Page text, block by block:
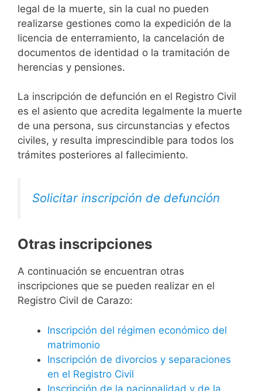
legal de la muerte, sin la cual no pueden
realizarse gestiones como la expedición de la
licencia de enterramiento, la cancelación de
documentos de identidad o la tramitación de
herencias y pensiones.
La inscripción de defunción en el Registro Civil
es el asiento que acredita legalmente la muerte
de una persona, sus circunstancias y efectos
civiles, y resulta imprescindible para todos los
trámites posteriores al fallecimiento.
Solicitar inscripción de defunción
Otras inscripciones
A continuación se encuentran otras
inscripciones que se pueden realizar en el
Registro Civil de Carazo:
Inscripción del régimen económico del
matrimonio
Inscripción de divorcios y separaciones
en el Registro Civil
Inscripción de la nacionalidad y de la